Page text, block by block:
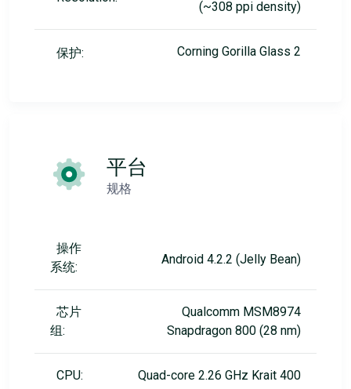
(~308 ppi density)
保护: Corning Gorilla Glass 2
平台
规格
操作
系统:
Android 4.2.2 (Jelly Bean)
芯片
组:
Qualcomm MSM8974
Snapdragon 800 (28 nm)
CPU: Quad-core 2.26 GHz Krait 400